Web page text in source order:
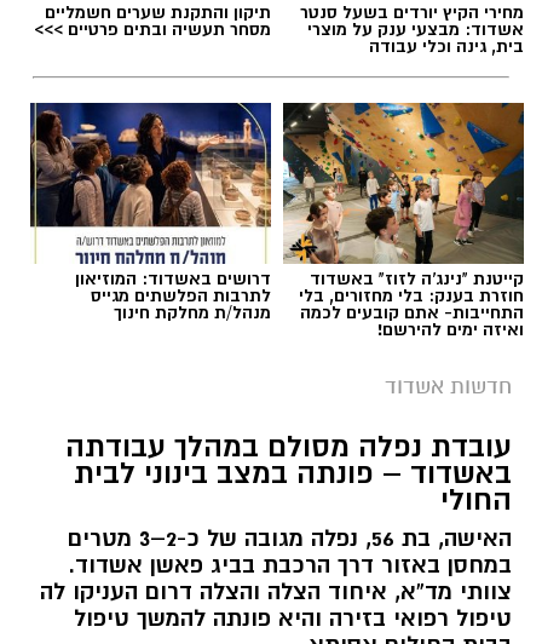
חוף לידו
(משפחות) – מתקני ספורט ושעשועים,
חנייה גדולה חופשית, בר, בית ספר לגלישה וחנות
לציוד גלישה. בכל יום רביעי שוק אשדוד. מחוף לידו
יוצא המדרחוף דגל אדום
חוף אורנים(משפחות) מתקני ספורט ושעשועים.
בית קפה/מסעדה פתוחים על החוף. פודטראק
אדום
כדור, תאורת לילה, מרכז מסחרי שכולו מסעדות
קדה המונית ושוק אמנים הצמודים לחוף.- דגל
אדום
חוף הפרחים רובע י"א(משפחות) – מתקני ספורט
ושעשועים. בר ובתי קפה צמודים לחוף -דגל אדום
חוף טו'(משפחות) -כדורעף, קט רגל, מתקני
עופר אשטוקר / 18:24 07.08.26
תגים:התהפכות רייזר באשדוד
תיעוד מבצעי מד״א
מחירי הקיץ יורדים בשעל סנטר
אשדוד: מבצעי ענק על מוצרי
בית, גינה וכלי עבודה
תיקון והתקנת שערים חשמליים
מסחר תעשיה ובתים פרטיים >>>
קייטנת "נינג'ה לזוז" באשדוד
חוזרת בענק: בלי מחזורים, בלי
התחייבות- אתם קובעים לכמה
ואיזה ימים להירשם!
דרושים באשדוד: המוזיאון
לתרבות הפלשתים מגייס
מנהל/ת מחלקת חינוך
חדשות אשדוד
עובדת נפלה מסולם במהלך עבודתה
באשדוד – פונתה במצב בינוני לבית
החולי
האישה, בת 56, נפלה מגובה של כ-2–3 מטרים
במחסן באזור דרך הרכבת בביג פאשן אשדוד.
צוותי מד”א, איחוד הצלה והצלה דרום העניקו לה
טיפול רפואי בזירה והיא פונתה להמשך טיפול